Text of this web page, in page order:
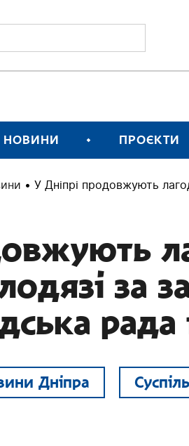
НОВИНИ ПРОЄКТИ
• У Дніпрі продовжують
за
Дніпра